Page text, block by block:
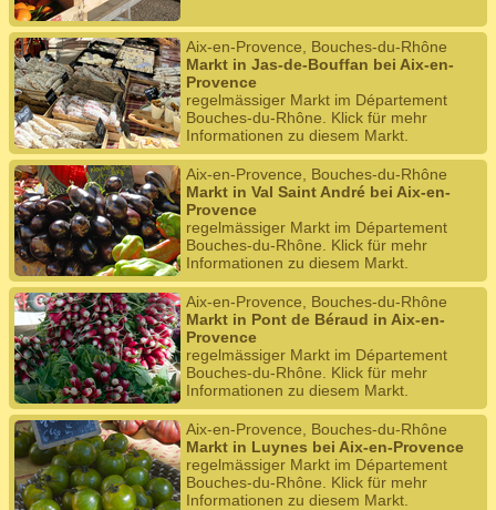
Aix-en-Provence, Bouches-du-Rhône
Markt in Jas-de-Bouffan bei Aix-en-
Provence
regelmässiger Markt im Département
Bouches-du-Rhône. Klick für mehr
Informationen zu diesem Markt.
Aix-en-Provence, Bouches-du-Rhône
Markt in Val Saint André bei Aix-en-
Provence
regelmässiger Markt im Département
Bouches-du-Rhône. Klick für mehr
Informationen zu diesem Markt.
Aix-en-Provence, Bouches-du-Rhône
Markt in Pont de Béraud in Aix-en-
Provence
regelmässiger Markt im Département
Bouches-du-Rhône. Klick für mehr
Informationen zu diesem Markt.
Aix-en-Provence, Bouches-du-Rhône
Markt in Luynes bei Aix-en-Provence
regelmässiger Markt im Département
Bouches-du-Rhône. Klick für mehr
Informationen zu diesem Markt.